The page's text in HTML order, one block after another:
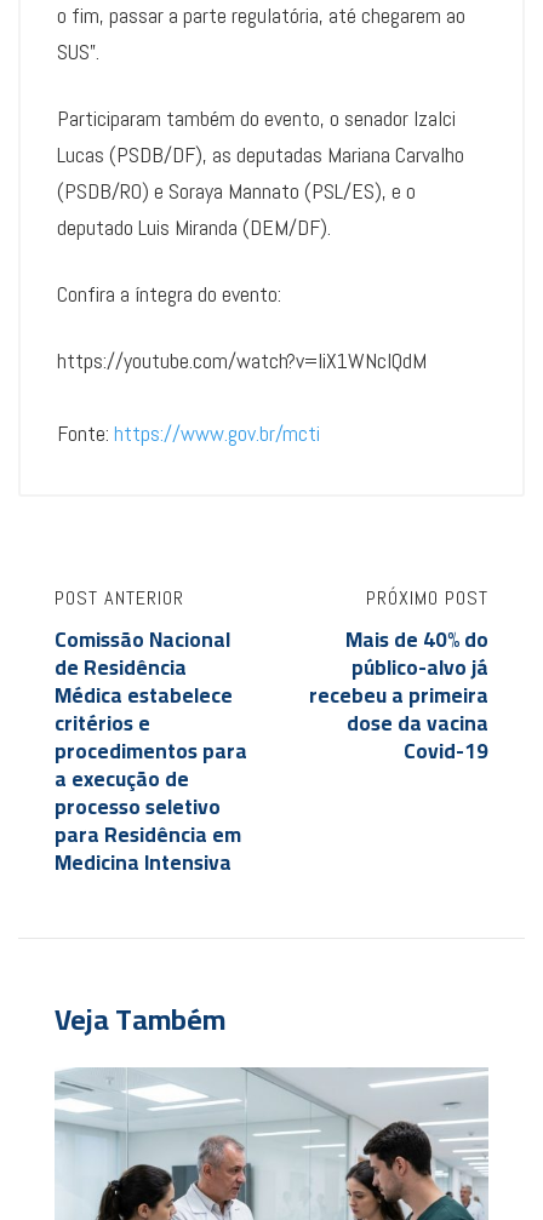
o fim, passar a parte regulatória, até chegarem ao
SUS”.
Participaram também do evento, o senador Izalci
Lucas (PSDB/DF), as deputadas Mariana Carvalho
(PSDB/RO) e Soraya Mannato (PSL/ES), e o
deputado Luis Miranda (DEM/DF).
Confira a íntegra do evento:
https://youtube.com/watch?v=IiX1WNcIQdM
Fonte: https://www.gov.br/mcti
POST ANTERIOR
Comissão Nacional
de Residência
Médica estabelece
critérios e
procedimentos para
a execução de
processo seletivo
para Residência em
Medicina Intensiva
PRÓXIMO POST
Mais de 40% do
público-alvo já
recebeu a primeira
dose da vacina
Covid-19
Veja Também